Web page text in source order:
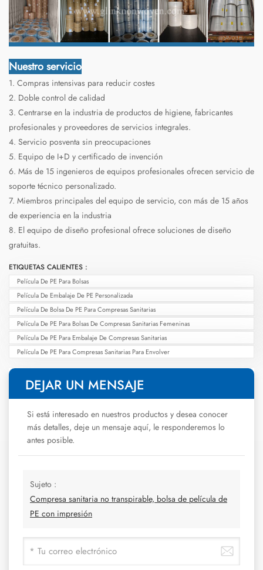
Nuestro servicio
1. Compras intensivas para reducir costes
2. Doble control de calidad
3. Centrarse en la industria de productos de higiene, fabricantes
profesionales y proveedores de servicios integrales.
4. Servicio posventa sin preocupaciones
5. Equipo de I+D y certificado de invención
6. Más de 15 ingenieros de equipos profesionales ofrecen servicio de
soporte técnico personalizado.
7. Miembros principales del equipo de servicio, con más de 15 años
de experiencia en la industria
8. El equipo de diseño profesional ofrece soluciones de diseño
gratuitas.
ETIQUETAS CALIENTES :
Película De PE Para Bolsas
Película De Embalaje De PE Personalizada
Película De Bolsa De PE Para Compresas Sanitarias
Película De PE Para Bolsas De Compresas Sanitarias Femeninas
Película De PE Para Embalaje De Compresas Sanitarias
Película De PE Para Compresas Sanitarias Para Envolver
DEJAR UN MENSAJE
Si está interesado en nuestros productos y desea conocer
más detalles, deje un mensaje aquí, le responderemos lo
antes posible.
Sujeto :
Compresa sanitaria no transpirable, bolsa de película de
PE con impresión